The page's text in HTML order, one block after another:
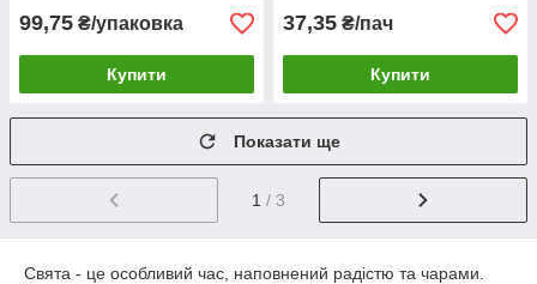
99,75 ₴/упаковка
Купити
37,35 ₴/пач
Купити
Показати ще
1 / 3
Свята - це особливий час, наповнений радістю та чарами.